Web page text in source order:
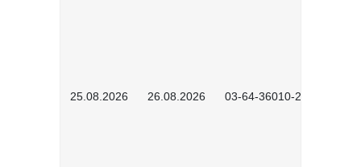
25.08.2026 26.08.2026 03-64-36010-2601